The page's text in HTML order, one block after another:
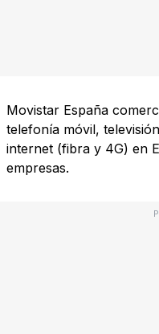
Movistar España
telefonía móvil,
internet (fibra y 4G) en
empresas.